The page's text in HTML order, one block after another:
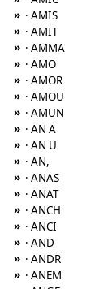
» · AMIS
» · AMIT
» · AMMA
» · AMO
» · AMOR
» · AMOU
» · AMUN
» · AN A
» · AN U
» · AN,
» · ANAS
» · ANAT
» · ANCH
» · ANCI
» · AND
» · ANDR
» · ANEM